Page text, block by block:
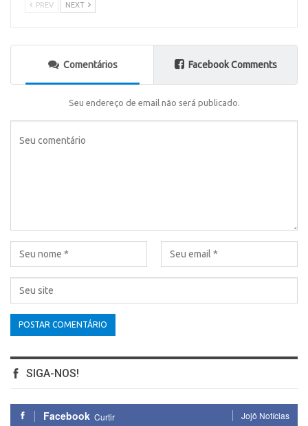
PREV NEXT
Comentários Facebook Comments
Seu endereço de email não será publicado.
SIGA-NOS!
Facebook Curtir Jojô Notícias